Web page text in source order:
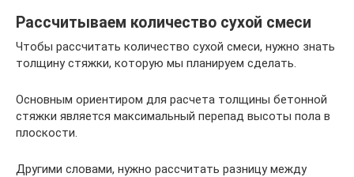
Рассчитываем количество сухой смеси
Чтобы рассчитать количество сухой смеси, нужно знать
толщину стяжки, которую мы планируем сделать.
Основным ориентиром для расчета толщины бетонной
стяжки является максимальный перепад высоты пола в
плоскости.
Другими словами, нужно рассчитать разницу между